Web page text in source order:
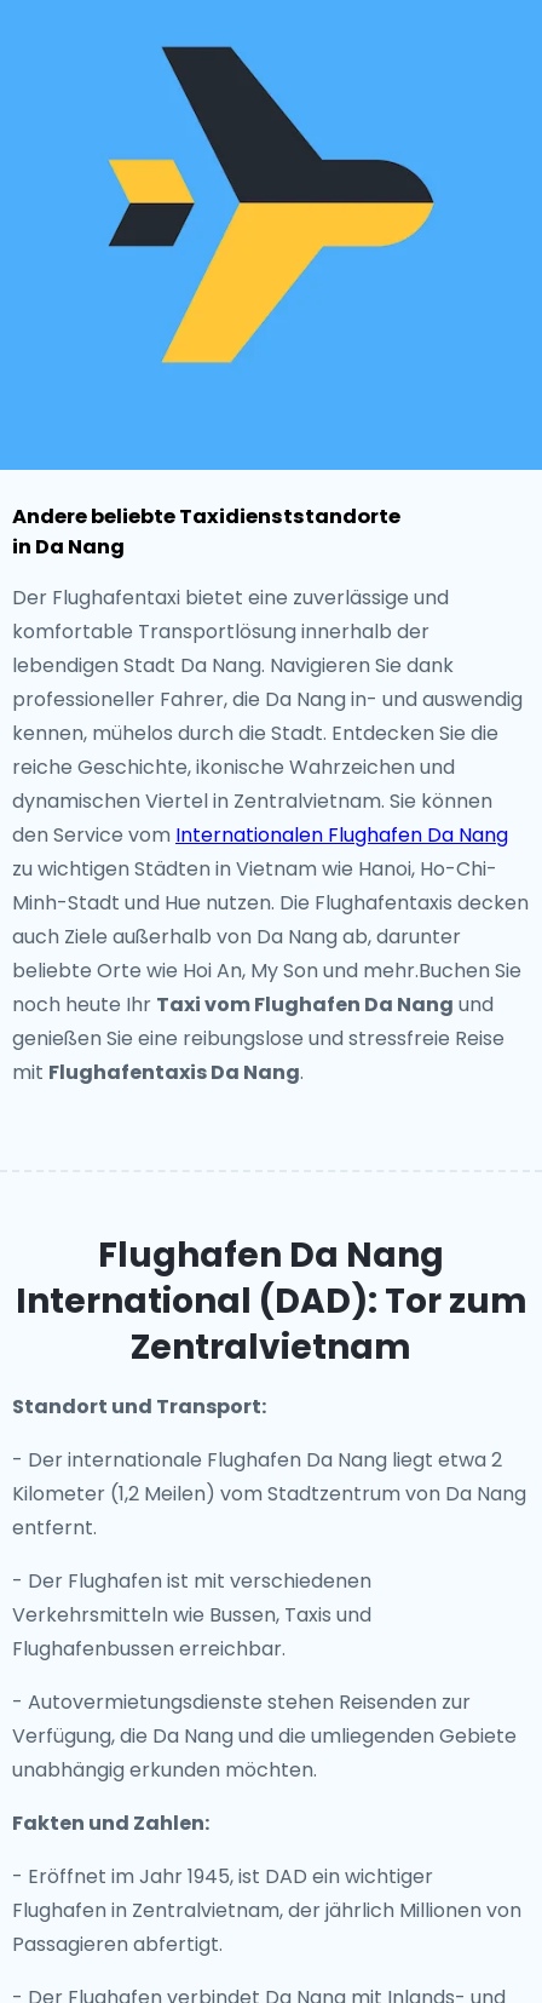
Andere beliebte Taxidienststandorte
in Da Nang
Der Flughafentaxi bietet eine zuverlässige und
komfortable Transportlösung innerhalb der
lebendigen Stadt Da Nang. Navigieren Sie dank
professioneller Fahrer, die Da Nang in- und auswendig
kennen, mühelos durch die Stadt. Entdecken Sie die
reiche Geschichte, ikonische Wahrzeichen und
dynamischen Viertel in Zentralvietnam. Sie können
den Service vom Internationalen Flughafen Da Nang
zu wichtigen Städten in Vietnam wie Hanoi, Ho-Chi-
Minh-Stadt und Hue nutzen. Die Flughafentaxis decken
auch Ziele außerhalb von Da Nang ab, darunter
beliebte Orte wie Hoi An, My Son und mehr.Buchen Sie
noch heute Ihr Taxi vom Flughafen Da Nang und
genießen Sie eine reibungslose und stressfreie Reise
mit Flughafentaxis Da Nang.
Flughafen Da Nang
International (DAD): Tor zum
Zentralvietnam
Standort und Transport:
- Der internationale Flughafen Da Nang liegt etwa 2
Kilometer (1,2 Meilen) vom Stadtzentrum von Da Nang
entfernt.
- Der Flughafen ist mit verschiedenen
Verkehrsmitteln wie Bussen, Taxis und
Flughafenbussen erreichbar.
- Autovermietungsdienste stehen Reisenden zur
Verfügung, die Da Nang und die umliegenden Gebiete
unabhängig erkunden möchten.
Fakten und Zahlen:
- Eröffnet im Jahr 1945, ist DAD ein wichtiger
Flughafen in Zentralvietnam, der jährlich Millionen von
Passagieren abfertigt.